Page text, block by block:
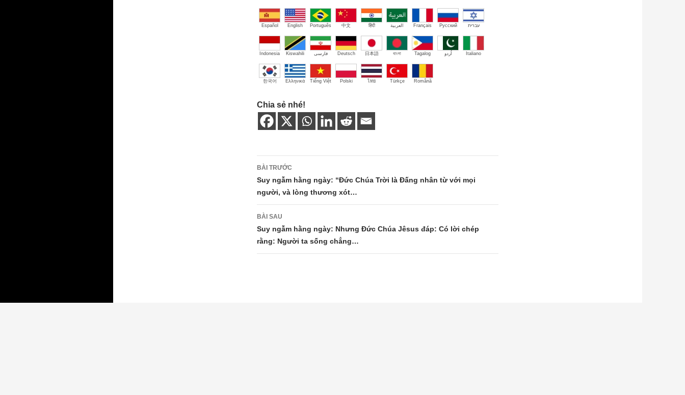
Español English Português 中文 हिंदी العربية Français Русский עברית
Indonesia Kiswahili فارسی Deutsch 日本語 বাংলা Tagalog اُردو Italiano
한국어 Ελληνικά Tiếng Việt Polski ไทย Türkçe Română
Chia sẻ nhé!
Điều
hướng
bài
viết
BÀI TRƯỚC
Suy ngẫm hằng ngày: “Đức Chúa Trời là Đấng nhân từ với mọi
người, và lòng thương xót…
BÀI SAU
Suy ngẫm hằng ngày: Nhưng Đức Chúa Jêsus đáp: Có lời chép
rằng: Người ta sống chẳng…